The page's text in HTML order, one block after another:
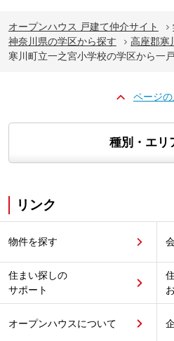
オープンハウス 戸建て仲介サイト
神奈川県の学区から探す
高座郡寒
寒川町立一之宮小学校の学区から一
ページ
種別・エリ
リンク
物件を探す
住まい探しの
サポート
オープンハウスについて